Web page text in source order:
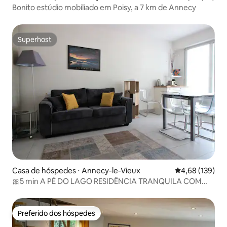
Bonito estúdio mobiliado em Poisy, a 7 km de Annecy
Superhost
Superhost
Casa de hóspedes ⋅ Annecy-le-Vieux 4,68 de uma
4,68 (139)
🎀5 min A PÉ DO LAGO RESIDÊNCIA TRANQUILA COM
Preferido dos hóspedes
Preferido dos hóspedes